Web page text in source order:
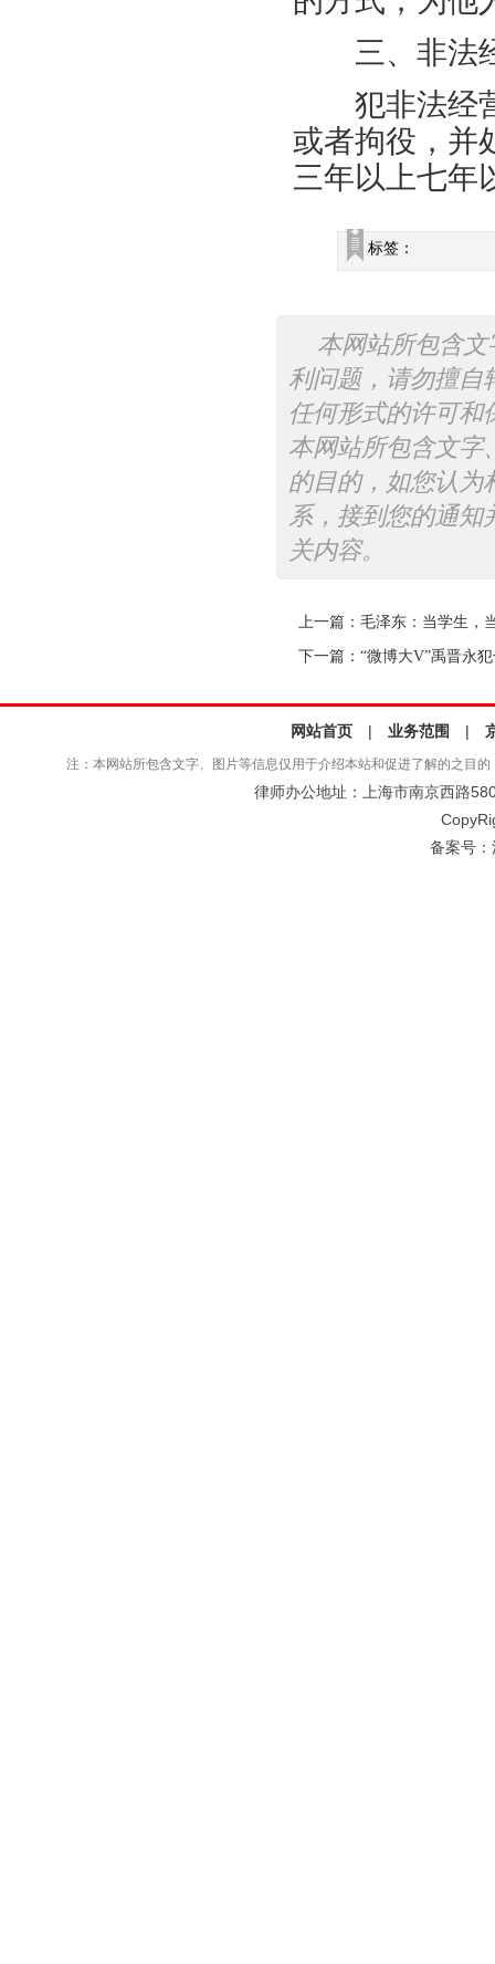
三、非法经
犯非法经营
或者拘役，并
三年以上七年
标签：
本网站所包含
利问题，请勿擅自
任何形式的许可和
本网站所包含文字
的目的，如您认为
系，接到您的通知
关内容。
上一篇： 毛泽东：当学生，
下一篇： “微博大V”禹晋永
网站首页 | 业务范围 |
注：本网站所包含文字、图片等信息仅用于介绍本站和促进了解的之目
律师办公地址：上海市南京西路
备案号：